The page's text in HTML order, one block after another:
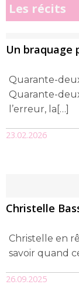
Les récits
Un braquage
Quarante-
Quarante-
l’erreur, la[…]
23.02.2026
Christelle
Christelle en
savoir quand
26.09.2025